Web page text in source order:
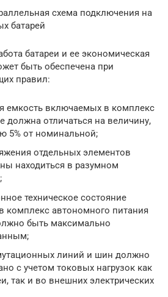
схема подключения на
батарей
батареи и ее экономическая
быть обеспечена при
правил:
емкость включаемых в комплекс
должна отличаться на величину,
5% от номинальной;
отдельных элементов
находиться в разумном
техническое состояние
комплекс автономного питания
быть максимально
линий и шин должно
с учетом токовых нагрузок как
так и во внешних электрических